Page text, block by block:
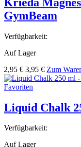
GymBeam
Verfügbarkeit:
Auf Lager
2,95 € 3,95 € Zum
Favoriten
Liquid Chalk
Verfügbarkeit:
Auf Lager